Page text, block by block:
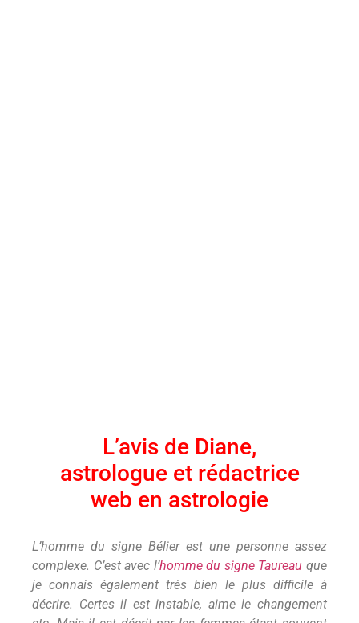
L’avis de Diane,
astrologue et rédactrice
web en astrologie
L’homme du signe Bélier est une personne assez
complexe. C’est avec l’homme du signe Taureau que
je connais également très bien le plus difficile à
décrire. Certes il est instable, aime le changement